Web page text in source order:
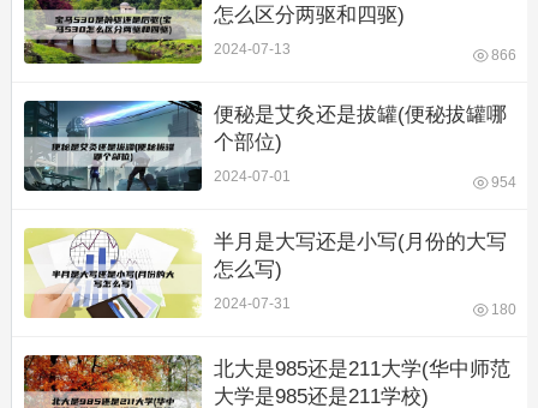
怎么区分两驱和四驱)
2024-07-13 866
便秘是艾灸还是拔罐(便秘拔罐哪
个部位)
2024-07-01 954
半月是大写还是小写(月份的大写
怎么写)
2024-07-31 180
北大是985还是211大学(华中师范
大学是985还是211学校)